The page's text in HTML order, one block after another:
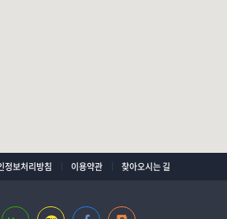
정보처리방침 이용약관 찾아오시는 길